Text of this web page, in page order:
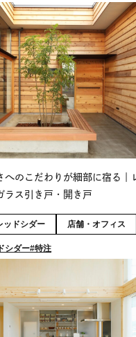
へのこだわりが細部に宿る｜
ス引き戸・開き戸
ッドシダー 店舗・オフィス
シダー 特注